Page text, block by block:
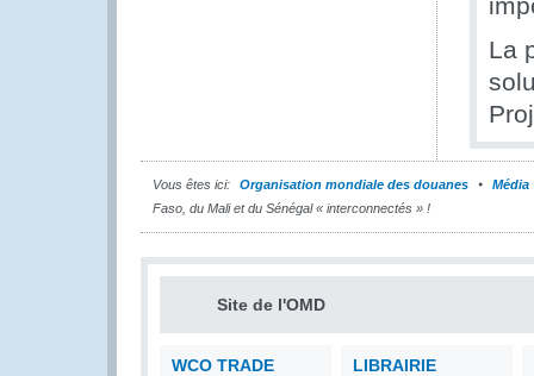
La
Vous êtes ici: Organisation mondiale des douanes
Média
Faso, du Mali et du Sénégal « interconnectés » !
Site de l'OMD
WCO TRADE
LIBRAIRIE